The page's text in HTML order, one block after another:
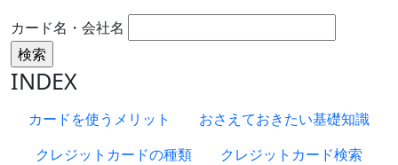
カード名・会社名
INDEX
カードを使うメリット
おさえておきたい基礎知識
クレジットカードの種類
クレジットカード検索